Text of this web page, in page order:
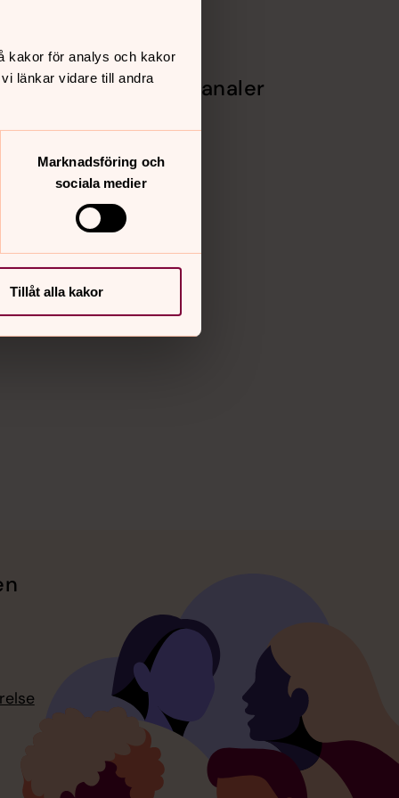
kakor för analys och kakor
länkar vidare till andra
Marknadsföring och
sociala medier
Tillåt alla kakor
Sociala kanaler
Facebook
Vimeo